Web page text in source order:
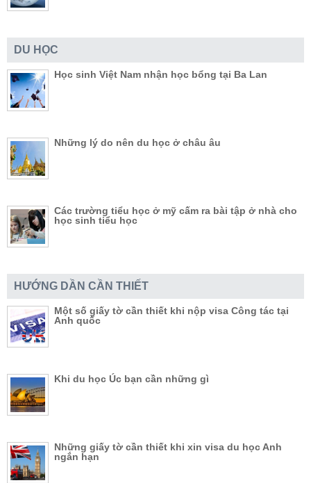
DU HỌC
Học sinh Việt Nam nhận học bổng tại Ba Lan
Những lý do nên du học ở châu âu
Các trường tiểu học ở mỹ cấm ra bài tập ở nhà cho
học sinh tiểu học
HƯỚNG DẦN CẦN THIẾT
Một số giấy tờ cần thiết khi nộp visa Công tác tại
Anh quốc
Khi du học Úc bạn cần những gì
Những giấy tờ cần thiết khi xin visa du học Anh
ngắn hạn